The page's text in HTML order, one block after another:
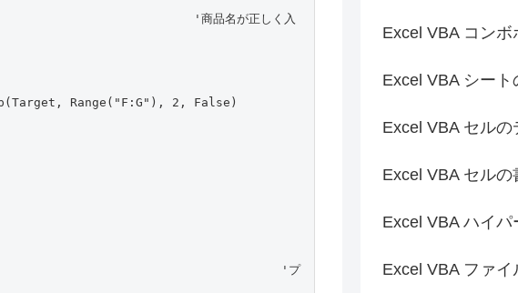
Excel VBA コンボ
Excel VBA シート
Excel VBA セルの
Excel VBA セルの
Excel VBA ハイパ
Excel VBA ファイ